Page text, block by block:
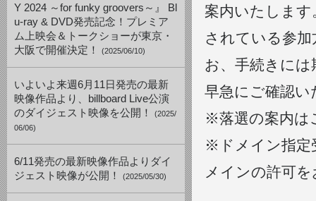
Y 2024 ～for funky groovers～』 Bl
u-ray & DVD発売記念！プレミア
ム上映会＆トークショーが東京・
大阪で開催決定！
(2025/06/10)
いよいよ来週6月11日発売の最新
映像作品より、billboard Live公演
のダイジェスト映像を公開！
(2025/
06/06)
6/11発売の最新映像作品よりダイ
ジェスト映像が公開！
(2025/05/30)
案内いたしま
されている参
お、手続きに
早急にご確認
※落選の案内は
※ドメイン指定
メインの許可